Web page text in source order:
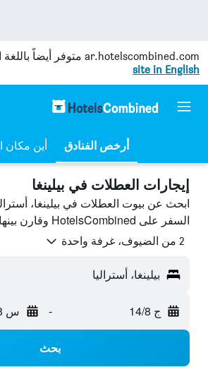
ar.hotelscombined.com متوفر أيضاً باللغة
site in English
أرخص الفنادق أين مكان
إيجارات العطلات في بيلينغا
ابحث عن بيوت العطلات في بيلينغا،
السفر على HotelsCombined وقارن بينها ووفّر.
2 من الضيوف، غرفة واحدة
بيلينغا، أستراليا
ج 14/8 - س 15/8
بحث